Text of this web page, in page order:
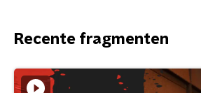
Recente fragmenten